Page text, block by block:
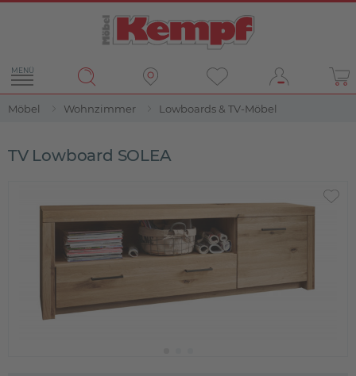
MENÜ
Möbel Wohnzimmer Lowboards & TV-Möbel
TV Lowboard SOLEA